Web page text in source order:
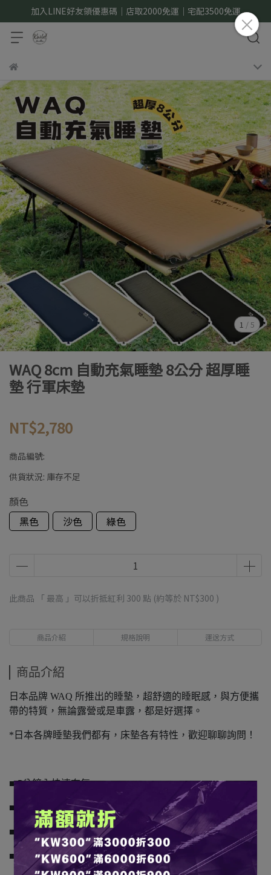
加入LINE好友領優惠碼｜店取2000免運｜宅配3500免運
1 /5
WAQ 8cm 自動充氣睡墊 8公分 超厚睡
墊 行軍床墊
NT$2,780
商品編號:
供貨狀況: 庫存不足
顏色
黑色
沙色 綠色
此商品 「 最高 」可以折抵紅利 300 點 (約等於 NT$300 )
商品介紹 規格說明 運送方式
商品介紹
日本品牌 WAQ 所推出的睡墊，超舒適的睡眠感，與方便攜
帶的特質，無論露營或是車露，都是好選擇。
*日本各牌睡墊我們都有，床墊各有特性，歡迎聊聊詢問！
■ 5分鐘內快速充氣
■ 8cm厚度，軟硬適中超好睡
■ 聚胺脂緩衝素材，一睡到天明
■ 設計上具備防滑、防水處理等高規格處理